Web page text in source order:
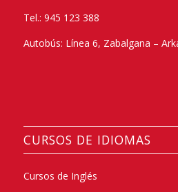
Tel.: 945 123 388
Autobús: Línea 6, Zabalgana –
CURSOS DE IDIOMAS
Cursos de Inglés